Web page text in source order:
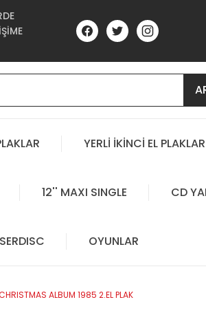
YERLİ İKİNCİ EL
12'' MAXI SINGLE CD
OYUNLAR
ALBUM 1985 2.EL PLAK